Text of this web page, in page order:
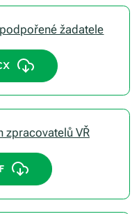
žadatele
zpracovatelů VŘ